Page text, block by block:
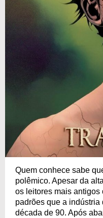
Quem conhece sabe
polêmico. Apesar da
os leitores mais antigos
padrões que a
década de 90. Após